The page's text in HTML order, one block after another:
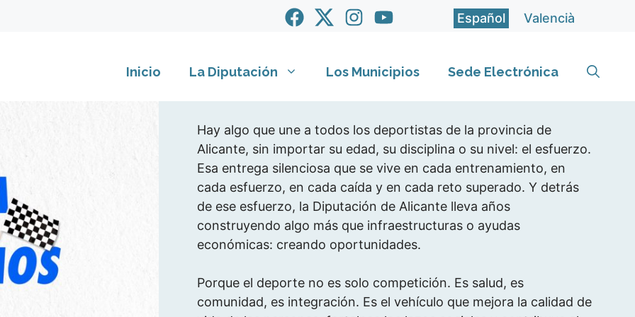
Español Valencià
Inicio La Diputación Los Municipios Sede Electrónica
Hay algo que une a todos los deportistas de la provincia de
Alicante, sin importar su edad, su disciplina o su nivel: el esfuerzo.
Esa entrega silenciosa que se vive en cada entrenamiento, en
cada esfuerzo, en cada caída y en cada reto superado. Y detrás
de ese esfuerzo, la Diputación de Alicante lleva años
construyendo algo más que infraestructuras o ayudas
económicas: creando oportunidades.
Porque el deporte no es solo competición. Es salud, es
comunidad, es integración. Es el vehículo que mejora la calidad de